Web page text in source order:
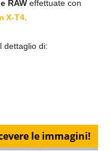
RAW effettuate con
X-T4
dettaglio di:
le immagini!